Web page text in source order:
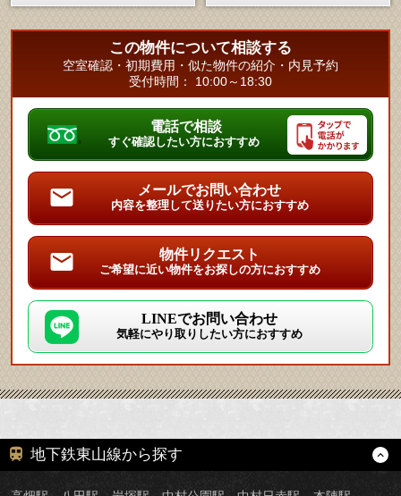
この物件について相談する
空室確認・初期費用・似た物件の紹介・内見予約
受付時間： 10:00～18:30
電話で相談
すぐ確認したい方におすすめ
メールでお問い合わせ
内容を整理して送りたい方におすすめ
物件リクエスト
ご希望に近い物件をお探しの方におすすめ
LINEでお問い合わせ
気軽にやり取りしたい方におすすめ
地下鉄東山線から探す